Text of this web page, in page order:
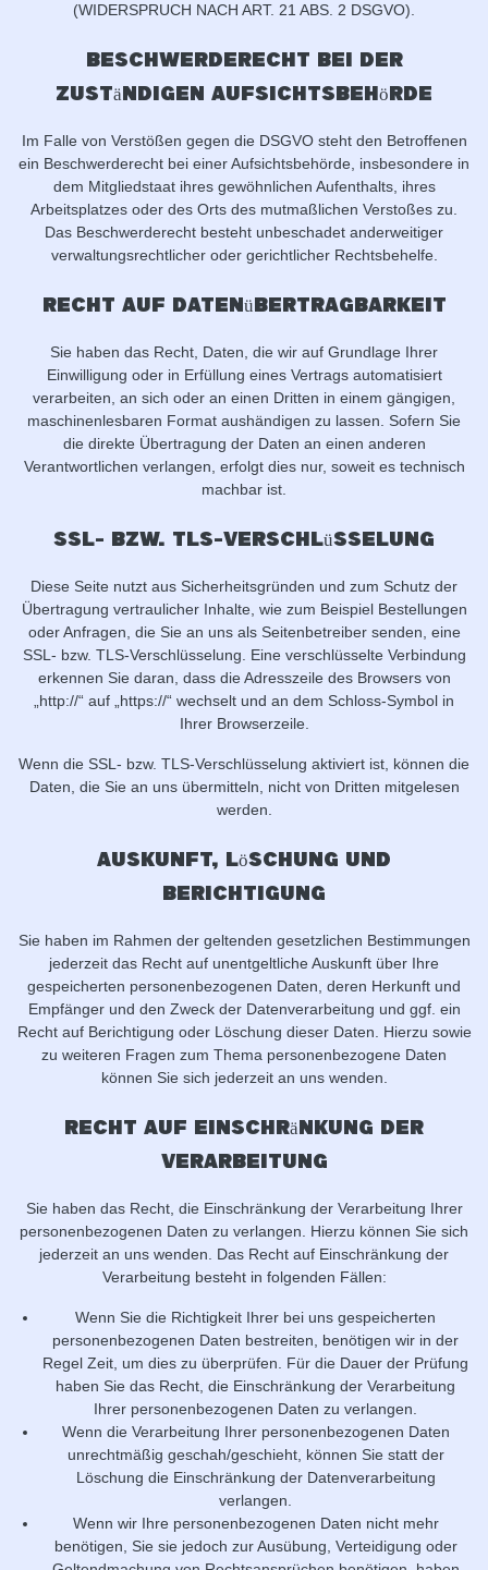
(WIDERSPRUCH NACH ART. 21 ABS. 2 DSGVO).
Beschwerde­recht bei der
zuständigen Aufsichts­behörde
Im Falle von Verstößen gegen die DSGVO steht den Betroffenen
ein Beschwerderecht bei einer Aufsichtsbehörde, insbesondere in
dem Mitgliedstaat ihres gewöhnlichen Aufenthalts, ihres
Arbeitsplatzes oder des Orts des mutmaßlichen Verstoßes zu.
Das Beschwerderecht besteht unbeschadet anderweitiger
verwaltungsrechtlicher oder gerichtlicher Rechtsbehelfe.
Recht auf Daten­übertrag­barkeit
Sie haben das Recht, Daten, die wir auf Grundlage Ihrer
Einwilligung oder in Erfüllung eines Vertrags automatisiert
verarbeiten, an sich oder an einen Dritten in einem gängigen,
maschinenlesbaren Format aushändigen zu lassen. Sofern Sie
die direkte Übertragung der Daten an einen anderen
Verantwortlichen verlangen, erfolgt dies nur, soweit es technisch
machbar ist.
SSL- bzw. TLS-Verschlüsselung
Diese Seite nutzt aus Sicherheitsgründen und zum Schutz der
Übertragung vertraulicher Inhalte, wie zum Beispiel Bestellungen
oder Anfragen, die Sie an uns als Seitenbetreiber senden, eine
SSL- bzw. TLS-Verschlüsselung. Eine verschlüsselte Verbindung
erkennen Sie daran, dass die Adresszeile des Browsers von
„http://“ auf „https://“ wechselt und an dem Schloss-Symbol in
Ihrer Browserzeile.
Wenn die SSL- bzw. TLS-Verschlüsselung aktiviert ist, können die
Daten, die Sie an uns übermitteln, nicht von Dritten mitgelesen
werden.
Auskunft, Löschung und
Berichtigung
Sie haben im Rahmen der geltenden gesetzlichen Bestimmungen
jederzeit das Recht auf unentgeltliche Auskunft über Ihre
gespeicherten personenbezogenen Daten, deren Herkunft und
Empfänger und den Zweck der Datenverarbeitung und ggf. ein
Recht auf Berichtigung oder Löschung dieser Daten. Hierzu sowie
zu weiteren Fragen zum Thema personenbezogene Daten
können Sie sich jederzeit an uns wenden.
Recht auf Einschränkung der
Verarbeitung
Sie haben das Recht, die Einschränkung der Verarbeitung Ihrer
personenbezogenen Daten zu verlangen. Hierzu können Sie sich
jederzeit an uns wenden. Das Recht auf Einschränkung der
Verarbeitung besteht in folgenden Fällen:
Wenn Sie die Richtigkeit Ihrer bei uns gespeicherten
personenbezogenen Daten bestreiten, benötigen wir in der
Regel Zeit, um dies zu überprüfen. Für die Dauer der Prüfung
haben Sie das Recht, die Einschränkung der Verarbeitung
Ihrer personenbezogenen Daten zu verlangen.
Wenn die Verarbeitung Ihrer personenbezogenen Daten
unrechtmäßig geschah/geschieht, können Sie statt der
Löschung die Einschränkung der Datenverarbeitung
verlangen.
Wenn wir Ihre personenbezogenen Daten nicht mehr
benötigen, Sie sie jedoch zur Ausübung, Verteidigung oder